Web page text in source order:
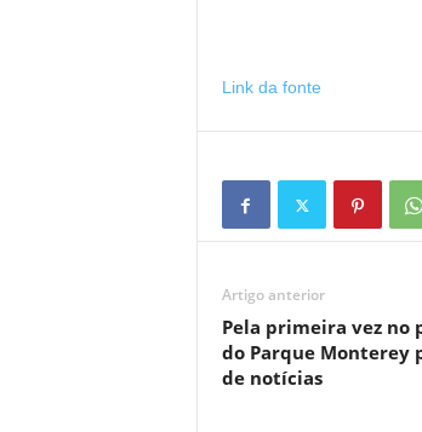
Link da fonte
Artigo anterior
Pela primeira vez no
do Parque Monterey
de notícias